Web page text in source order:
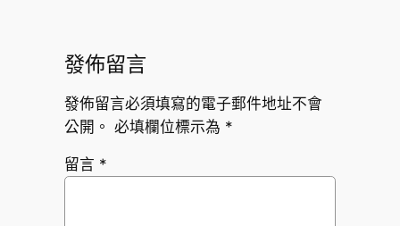
發佈留言
發佈留言必須填寫的電子郵件地址不會
公開。 必填欄位標示為 *
留言 *